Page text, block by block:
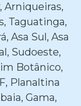
Arniqueiras,
Taguatinga,
Asa Sul, Asa
Sudoeste,
Botânico,
Planaltina
Gama,